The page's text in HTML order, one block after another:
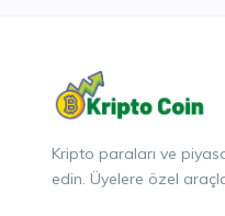
Kripto paraları ve piyasa verilerini tek yerden takip
edin. Üyelere özel